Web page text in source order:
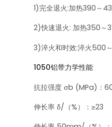
1)完全退火:加热390～
2)快速退火: 加热350～
3)淬火和时效:淬火500
1050铝带力学性能
抗拉强度 σb (MPa)：
伸长率 δ/（%）：≥23